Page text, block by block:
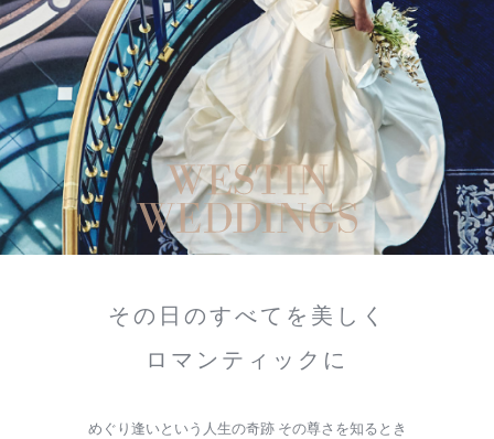
その日のすべてを美しく
ロマンティックに
めぐり逢いという人生の奇跡 その尊さを知るとき